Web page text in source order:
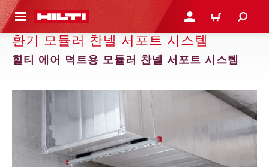
으로 건너뛰기 로그인 또는 회원가입
장바구니
환기 모듈러 찬넬 서포트 시스템
힐티 에어 덕트용 모듈러 찬넬 서포트 시스템